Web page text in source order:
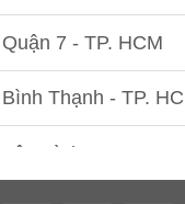
Kạn
Giang
Cai
Châu
Định
Yên
Thuận
7 - TP. HCM
Thạnh - TP.
Tân Bình 1 - TP. HCM